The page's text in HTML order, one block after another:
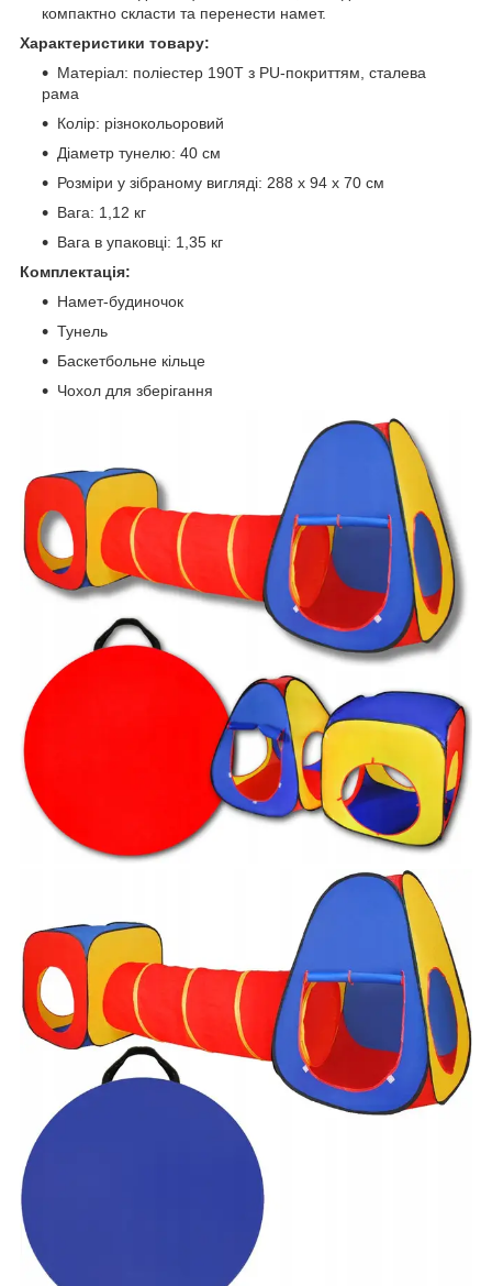
компактно скласти та перенести намет.
Характеристики товару:
Матеріал: поліестер 190T з PU-покриттям, сталева
рама
Колір: різнокольоровий
Діаметр тунелю: 40 см
Розміри у зібраному вигляді: 288 x 94 x 70 см
Вага: 1,12 кг
Вага в упаковці: 1,35 кг
Комплектація:
Намет-будиночок
Тунель
Баскетбольне кільце
Чохол для зберігання